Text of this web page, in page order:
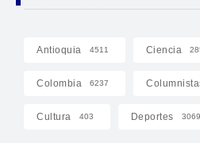
Antioquia 4511 Ciencia
Colombia 6237
Cultura 403 Deportes 3069